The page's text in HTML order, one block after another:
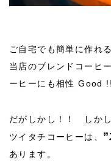
ご自宅でも簡単に作れ
当店のブレンドコーヒ
ーヒーにも相性 Good !!
だがしかし！！ しかし
ツイタチコーヒーは、
あります。